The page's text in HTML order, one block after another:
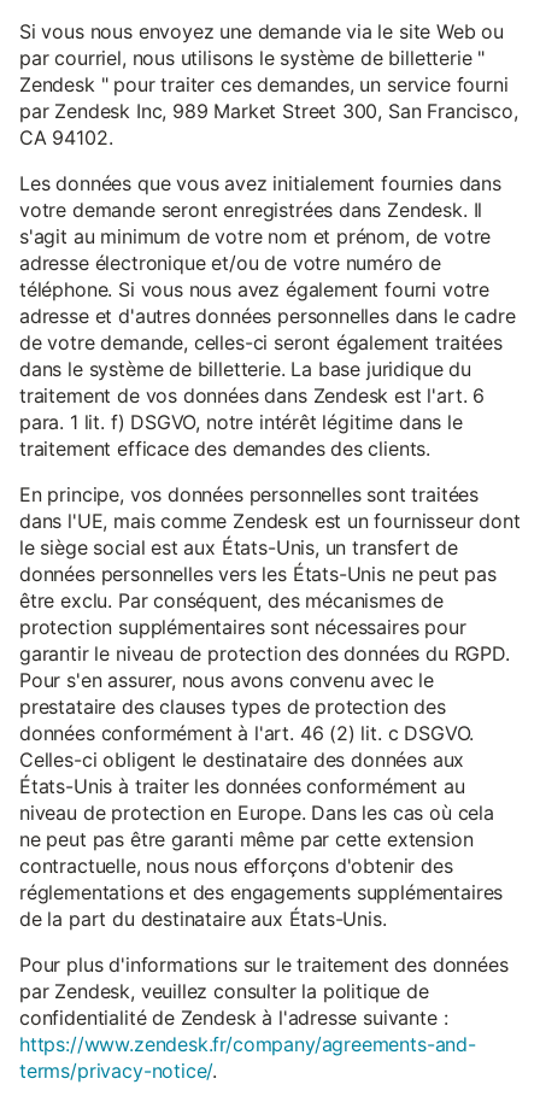
Si vous nous envoyez une demande via le site Web ou
par courriel, nous utilisons le système de billetterie "
Zendesk " pour traiter ces demandes, un service fourni
par Zendesk Inc, 989 Market Street 300, San Francisco,
CA 94102.
Les données que vous avez initialement fournies dans
votre demande seront enregistrées dans Zendesk. Il
s'agit au minimum de votre nom et prénom, de votre
adresse électronique et/ou de votre numéro de
téléphone. Si vous nous avez également fourni votre
adresse et d'autres données personnelles dans le cadre
de votre demande, celles-ci seront également traitées
dans le système de billetterie. La base juridique du
traitement de vos données dans Zendesk est l'art. 6
para. 1 lit. f) DSGVO, notre intérêt légitime dans le
traitement efficace des demandes des clients.
En principe, vos données personnelles sont traitées
dans l'UE, mais comme Zendesk est un fournisseur dont
le siège social est aux États-Unis, un transfert de
données personnelles vers les États-Unis ne peut pas
être exclu. Par conséquent, des mécanismes de
protection supplémentaires sont nécessaires pour
garantir le niveau de protection des données du RGPD.
Pour s'en assurer, nous avons convenu avec le
prestataire des clauses types de protection des
données conformément à l'art. 46 (2) lit. c DSGVO.
Celles-ci obligent le destinataire des données aux
États-Unis à traiter les données conformément au
niveau de protection en Europe. Dans les cas où cela
ne peut pas être garanti même par cette extension
contractuelle, nous nous efforçons d'obtenir des
réglementations et des engagements supplémentaires
de la part du destinataire aux États-Unis.
Pour plus d'informations sur le traitement des données
par Zendesk, veuillez consulter la politique de
confidentialité de Zendesk à l'adresse suivante :
https://www.zendesk.fr/company/agreements-and-
terms/privacy-notice/.